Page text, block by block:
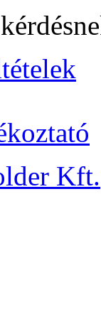
Kft.